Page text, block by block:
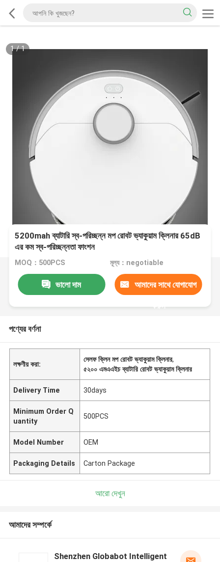
1/1
5200mah ব্যাটারি স্ব-পরিচ্ছন্ন মপ রোবট ভ্যাকুয়াম ক্লিনার 65dB
এর কম স্ব-পরিচ্ছন্নতা ফাংশন
MOQ：500PCS মূল্য：negotiable
ভালো দাম আমাদের সাথে যোগাযোগ
করুন
পণ্যের বর্ণনা
লক্ষণীয় করা:
সেলফ ক্লিন মপ রোবট ভ্যাকুয়াম ক্লিনার,
৫২০০ এমএএইচ ব্যাটারি রোবট ভ্যাকুয়াম ক্লিনার
Delivery Time 30days
Minimum Order Q
uantity
500PCS
Model Number OEM
Packaging Details Carton Package
আরো দেখুন
আমাদের সম্পর্কে
Shenzhen Globabot Intelligent